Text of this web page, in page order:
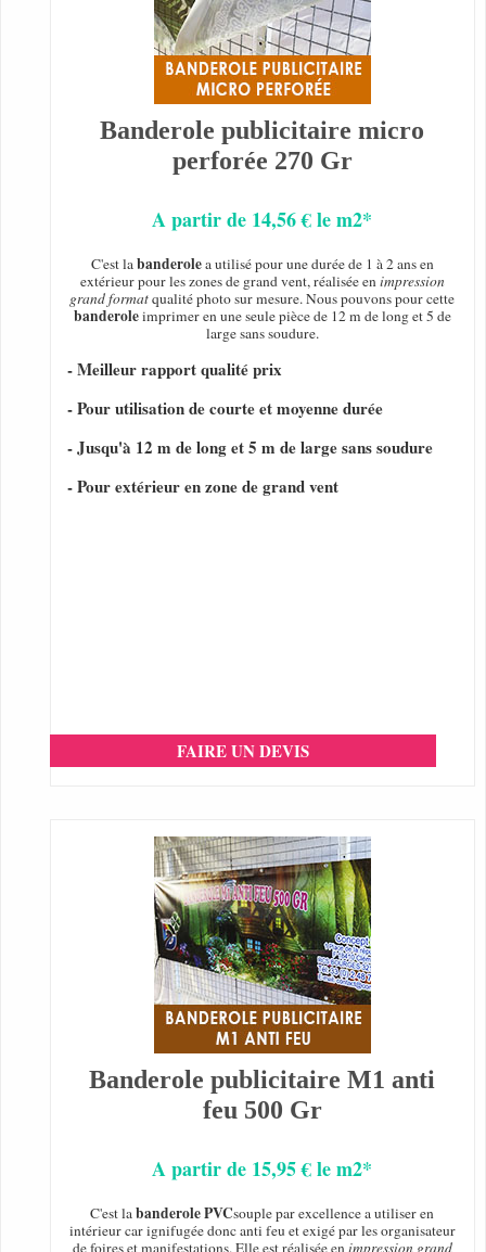
Banderole publicitaire micro
perforée 270 Gr
A partir de 14,56 € le m2*
C'est labanderolea utilisé pour une durée de 1 à 2 ans en
extérieur pour les zones de grand vent, réalisée enimpression
grand formatqualité photo sur mesure. Nous pouvons pour cette
banderoleimprimer en une seule pièce de 12 m de long et 5 de
large sans soudure.
- Meilleur rapport qualité prix
- Pour utilisation de courte et moyenne durée
- Jusqu'à 12 m de long et 5 m de large sans soudure
- Pour extérieur en zone de grand vent
FAIRE UN DEVIS
Banderole publicitaire M1 anti
feu 500 Gr
A partir de 15,95 € le m2*
C'est labanderole PVCsouple par excellence a utiliser en
intérieur car ignifugée donc anti feu et exigé par les organisateur